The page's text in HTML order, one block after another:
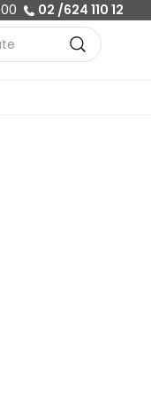
02 /624 110 12